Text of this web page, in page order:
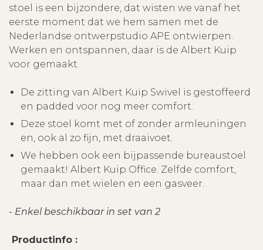
stoel is een bijzondere, dat wisten we vanaf het
eerste moment dat we hem samen met de
Nederlandse ontwerpstudio APE ontwierpen.
Werken en ontspannen, daar is de Albert Kuip
voor gemaakt.
De zitting van Albert Kuip Swivel is gestoffeerd
en padded voor nog meer comfort.
Deze stoel komt met of zonder armleuningen
en, ook al zo fijn, met draaivoet.
We hebben ook een bijpassende bureaustoel
gemaakt! Albert Kuip Office. Zelfde comfort,
maar dan met wielen en een gasveer.
- Enkel beschikbaar in set van 2
Productinfo :